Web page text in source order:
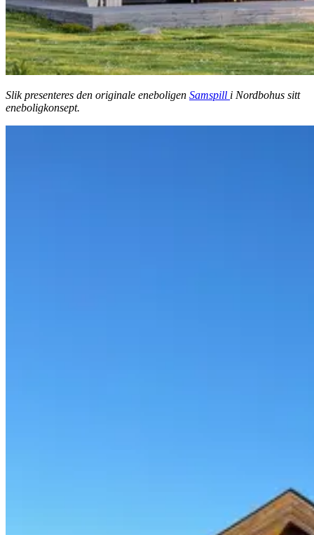
Slik presenteres den originale eneboligen Samspill i Nordbohus sitt
eneboligkonsept.